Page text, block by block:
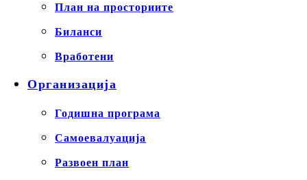
План на просториите
Биланси
Вработени
Организација
Годишна програма
Самоевалуација
Развоен план